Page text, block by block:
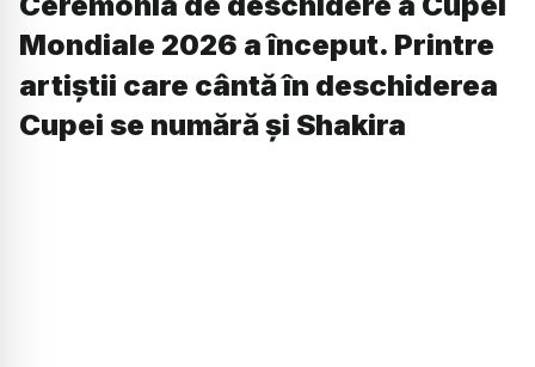
Mondiale 2026 a început. Printre
artiștii care cântă în deschiderea
Cupei se numără și Shakira